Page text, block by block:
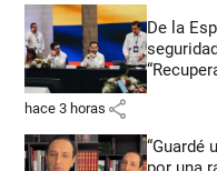
De la
hace 3 horas share
“Guardé